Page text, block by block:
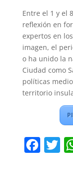
Entre el 1 y el
reflexión en
expertos en
imagen, el
o ha unido la
Ciudad como
políticas
territorio
F T